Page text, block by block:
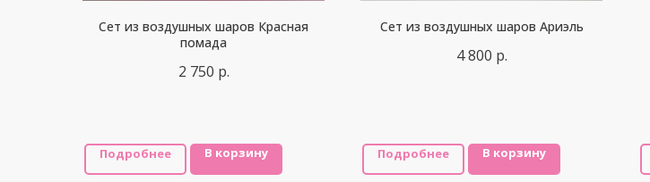
Сет из воздушных шаров Красная
помада
2 750 р.
Подробнее В корзину
Сет из воздушных шаров Ариэль
4 800 р.
Подробнее В корзину